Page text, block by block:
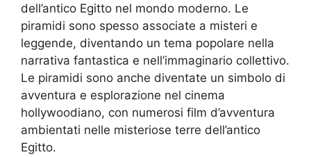
dell’antico Egitto nel mondo moderno. Le
piramidi sono spesso associate a misteri e
leggende, diventando un tema popolare nella
narrativa fantastica e nell’immaginario collettivo.
Le piramidi sono anche diventate un simbolo di
avventura e esplorazione nel cinema
hollywoodiano, con numerosi film d’avventura
ambientati nelle misteriose terre dell’antico
Egitto.